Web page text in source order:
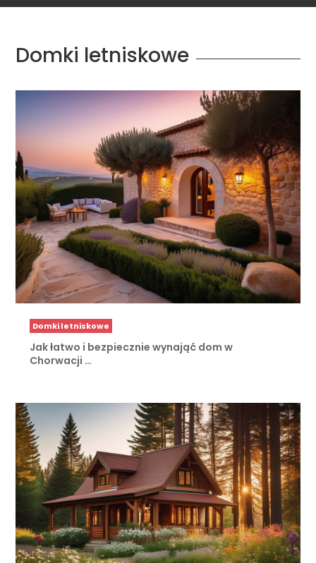
Domki letniskowe
Domki letniskowe
Jak łatwo i bezpiecznie wynająć dom w
Chorwacji …